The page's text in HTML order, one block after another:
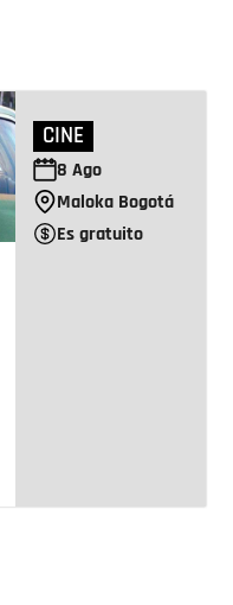
CINE
8 Ago
Maloka Bogotá
Es gratuito